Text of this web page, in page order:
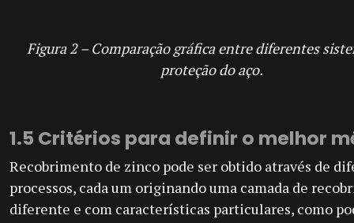
Figura 2 – Comparação gráfica entre diferentes
proteção do aço.
1.5 Critérios para definir o melhor
Recobrimento de zinco pode ser obtido através de
processos, cada um originando uma camada de
diferente e com características particulares, como